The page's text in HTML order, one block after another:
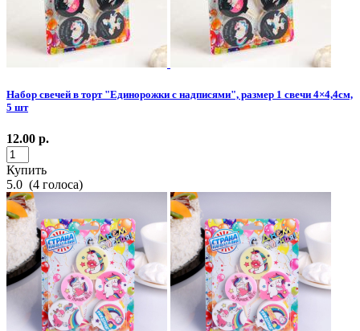
Набор свечей в торт "Единорожки с надписями", размер 1 свечи 4×4,4см,
5 шт
12.00 р.
Купить
5.0 (4 голоса)